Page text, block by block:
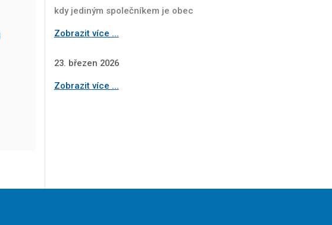
kdy jediným společníkem je obec
Zobrazit více ...
23. březen 2026
Zobrazit více ...